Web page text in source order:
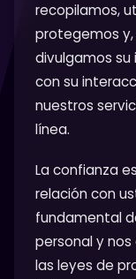
recopilamos,
protegemos
divulgamos su
con su
nuestros
línea.
La confianza
relación con
fundamental
personal y
las leyes de